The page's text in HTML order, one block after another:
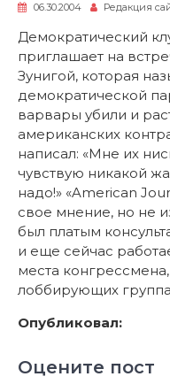
06.30.2004 Редакция
Демократический
приглашает на
Зунигой, которая
демократической
варвары убили и
американских
написал: «Мне их
чувствую никакой
надо!» «American
свое мнение, но не
был платым
и еще сейчас
места
лоббирующих
Опубликовал:
Оцените пост